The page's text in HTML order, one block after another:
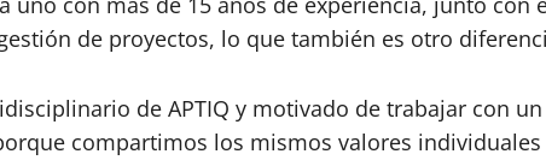
de proyectos, lo que también es otro
de APTIQ y motivado de trabajar con
compartimos los mismos valores